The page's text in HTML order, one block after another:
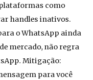
como
handles inativos.
o WhatsApp ainda
mercado, não regra
Mitigação:
para você